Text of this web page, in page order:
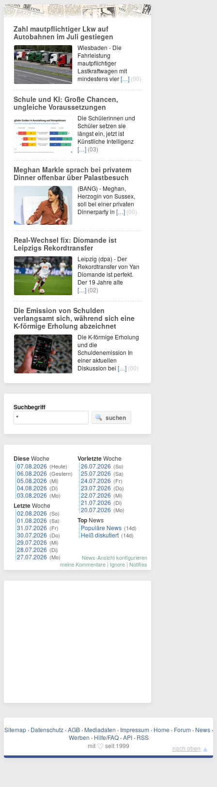
Zahl mautpflichtiger Lkw auf
Autobahnen im Juli gestiegen
Wiesbaden - Die
Fahrleistung
mautpflichtiger
Lastkraftwagen mit
mindestens vier[…] (00)
Schule und KI: Große Chancen,
ungleiche Voraussetzungen
Die Schülerinnen und
Schüler setzen sie
längst ein, jetzt ist
Künstliche Intelligenz
[…] (03)
Meghan Markle sprach bei privatem
Dinner offenbar über Palastbesuch
(BANG) - Meghan,
Herzogin von Sussex,
soll bei einer privaten
Dinnerparty in […] (00)
Real-Wechsel fix: Diomande ist
Leipzigs Rekordtransfer
Leipzig (dpa) - Der
Rekordtransfer von Yan
Diomande ist perfekt.
Der 19 Jahre alte
[…] (02)
Die Emission von Schulden
verlangsamt sich, während sich eine
K-förmige Erholung abzeichnet
Die K-förmige Erholung
und die
Schuldenemission In
einer aktuellen
Diskussion bei […] (00)
Suchbegriff
suchen
DieseWoche
07.08.2026 (Heute)
06.08.2026 (Gestern)
05.08.2026 (Mi)
04.08.2026 (Di)
03.08.2026 (Mo)
LetzteWoche
02.08.2026 (So)
01.08.2026 (Sa)
31.07.2026 (Fr)
30.07.2026 (Do)
29.07.2026 (Mi)
28.07.2026 (Di)
27.07.2026 (Mo)
VorletzteWoche
26.07.2026 (So)
25.07.2026 (Sa)
24.07.2026 (Fr)
23.07.2026 (Do)
22.07.2026 (Mi)
21.07.2026 (Di)
20.07.2026 (Mo)
Top News
Populäre News (14d)
Heiß diskutiert (14d)
News-Ansicht konfigurieren
meine Kommentare | Ignore | Notifies
Sitemap · Datenschutz · AGB · Mediadaten · Impressum · Home · Forum · News ·
Werben · Hilfe/FAQ · API · RSS
mit ♡ seit 1999 nach oben ▲